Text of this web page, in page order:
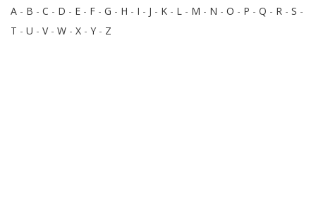
A - B - C - D - E - F - G - H - I - J - K - L - M - N - O - P - Q - R - S -
T - U - V- W - X - Y - Z